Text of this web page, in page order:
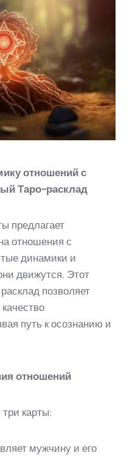
отношений с
Таро-расклад
предлагает
отношения с
динамики и
движутся. Этот
позволяет
путь к осознанию и
отношений
карты:
мужчину и его